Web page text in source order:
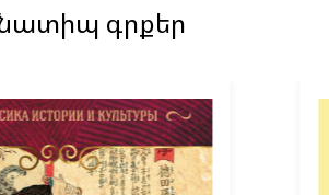
գրքեր